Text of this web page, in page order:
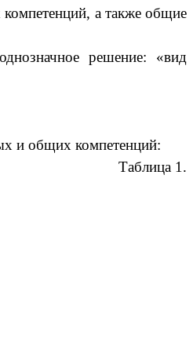
а также общие
решение: «вид
и общих компетенций:
Таблица 1.